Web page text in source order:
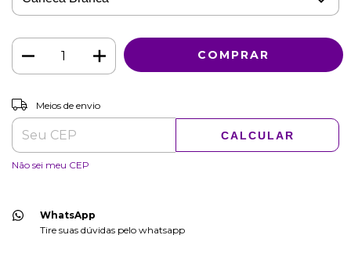
Entregas para o CEP:
Meios de envio
CALCULAR
Não sei meu CEP
WhatsApp
Tire suas dúvidas pelo whatsapp